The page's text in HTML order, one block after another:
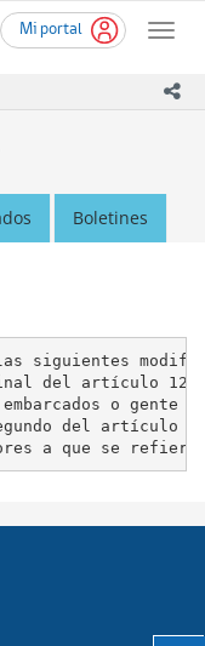
Mi portal
Toggle
Boletines
siguientes
del artículo 12
o gente
del artículo